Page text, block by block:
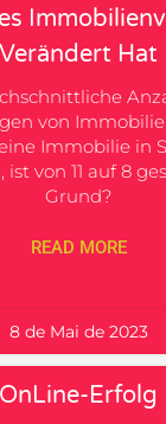
Verändert Hat
von
Immobilie in
von 11 auf 8
Grund?
READ MORE
8 de Mai de 2023
OnLine-Erfolg